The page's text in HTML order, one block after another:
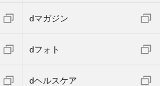
dマガジン
dフォト
dヘルスケア